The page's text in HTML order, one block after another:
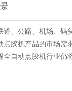
、公路、机场、码
胶机产品的市场需
全自动点胶机行